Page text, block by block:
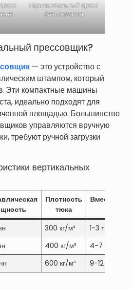
Горизонтальный пресс
для металла
прессовщик?
— это устройство с
штампом, который
Эти компактные машины
идеально подходят для
площадью. Большинство
управляются вручную
требуют ручной загрузки
вертикальных
Плотность
тюка
300 кг/м³
1-3 т/ч
400 кг/м³
4-7 т/ч
600 кг/м³ 9-12 т/ч